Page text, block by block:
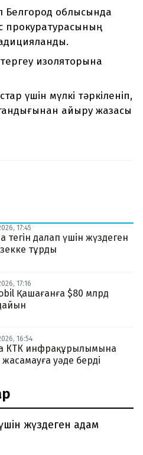
Белгород облысында
прокуратурасының
тергеу изоляторына
үшін мүлкі тәркіленіп,
айыру жазасы
17:45
тегін далап үшін жүздеген
тұрды
17:16
Қашағанға $80 млрд
16:54
КТК инфрақұрылымына
уәде берді
жүздеген адам